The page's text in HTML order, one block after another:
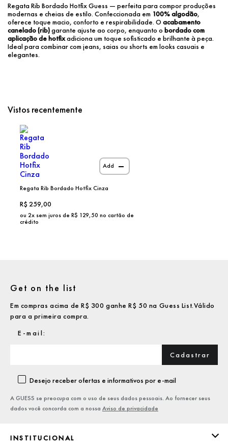
Regata Rib Bordado Hotfix Guess — perfeita para compor produções
modernas e cheias de estilo. Confeccionada em 100% algodão,
oferece toque macio, conforto e respirabilidade. O acabamento
canelado (rib) garante ajuste ao corpo, enquanto o bordado com
aplicação de hotfix adiciona um toque sofisticado e brilhante à peça.
Ideal para combinar com jeans, saias ou shorts em looks casuais e
elegantes.
Vistos recentemente
Add
Regata Rib Bordado Hotfix Cinza
R$ 259,00
ou 2x sem juros de R$ 129,50 no cartão de
crédito
INSTITUCIONAL
Get on the list
Em compras acima de R$ 300 ganhe R$ 50 na Guess List.Válido
para a primeira compra.
Cadastrar
Desejo receber ofertas e informativos por e-mail
A GUESS se preocupa com o uso de seus dados pessoais. Ao fornecer seus
dados você concorda com a nossa Aviso de privacidade